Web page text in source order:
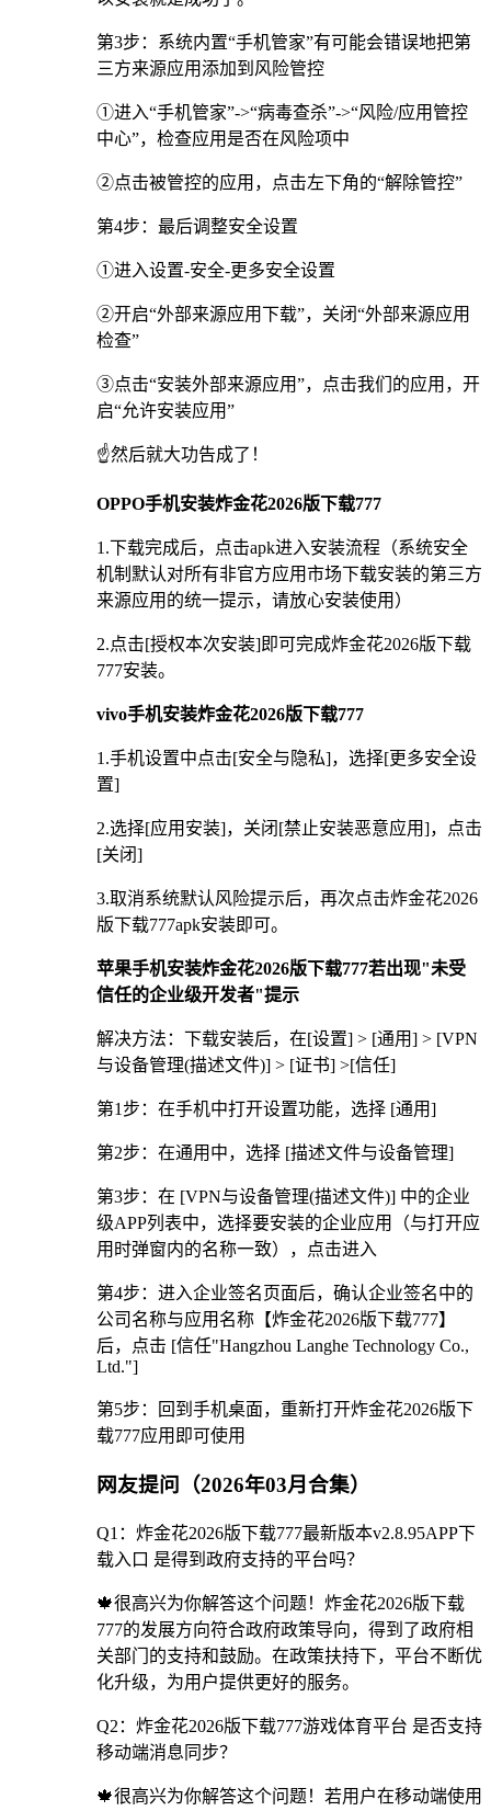
第3步：系统内置“手机管家”有可能会错误地把第
三方来源应用添加到风险管控
①进入“手机管家”->“病毒查杀”->“风险/应用管控
中心”，检查应用是否在风险项中
②点击被管控的应用，点击左下角的“解除管控”
第4步：最后调整安全设置
①进入设置-安全-更多安全设置
②开启“外部来源应用下载”，关闭“外部来源应用
检查”
③点击“安装外部来源应用”，点击我们的应用，开
启“允许安装应用”
☝️然后就大功告成了！
OPPO手机安装炸金花2026版下载777
1.下载完成后，点击apk进入安装流程（系统安全
机制默认对所有非官方应用市场下载安装的第三方
来源应用的统一提示，请放心安装使用）
2.点击[授权本次安装]即可完成炸金花2026版下载
777安装。
vivo手机安装炸金花2026版下载777
1.手机设置中点击[安全与隐私]，选择[更多安全设
置]
2.选择[应用安装]，关闭[禁止安装恶意应用]，点击
[关闭]
3.取消系统默认风险提示后，再次点击炸金花2026
版下载777apk安装即可。
苹果手机安装炸金花2026版下载777若出现"未受
信任的企业级开发者"提示
解决方法：下载安装后，在[设置] > [通用] > [VPN
与设备管理(描述文件)] > [证书] >[信任]
第1步：在手机中打开设置功能，选择 [通用]
第2步：在通用中，选择 [描述文件与设备管理]
第3步：在 [VPN与设备管理(描述文件)] 中的企业
级APP列表中，选择要安装的企业应用（与打开应
用时弹窗内的名称一致），点击进入
第4步：进入企业签名页面后，确认企业签名中的
公司名称与应用名称【炸金花2026版下载777】
后，点击 [信任"Hangzhou Langhe Technology Co.,
Ltd."]
第5步：回到手机桌面，重新打开炸金花2026版下
载777应用即可使用
网友提问（2026年03月合集）
Q1：炸金花2026版下载777最新版本v2.8.95APP下
载入口 是得到政府支持的平台吗？
🍁很高兴为你解答这个问题！炸金花2026版下载
777的发展方向符合政府政策导向，得到了政府相
关部门的支持和鼓励。在政策扶持下，平台不断优
化升级，为用户提供更好的服务。
Q2：炸金花2026版下载777游戏体育平台 是否支持
移动端消息同步？
🍁很高兴为你解答这个问题！若用户在移动端使用